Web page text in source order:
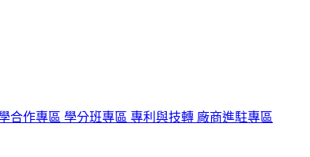
合作專區 學分班專區 專利與技轉 廠商進駐專區